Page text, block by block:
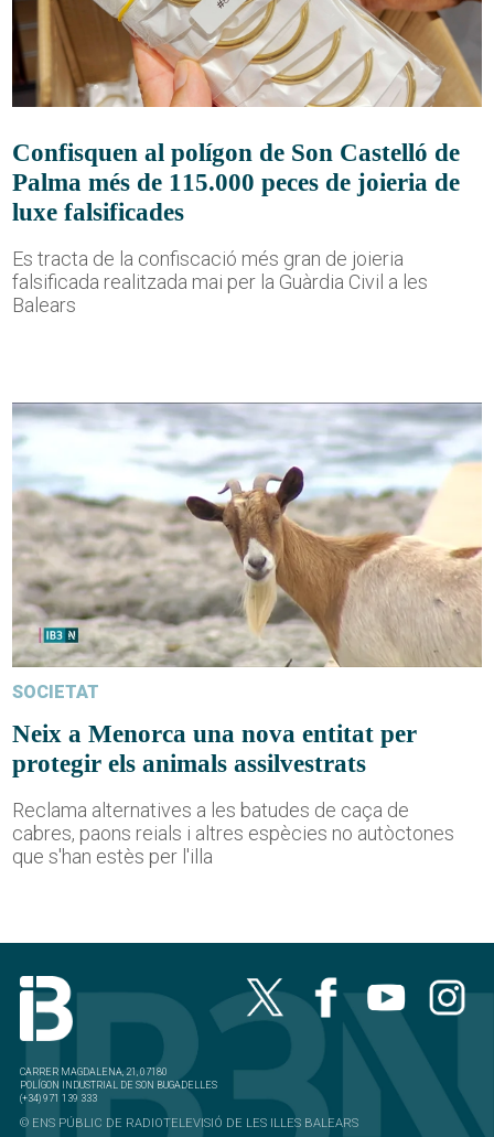
Confisquen al polígon de Son Castelló de
Palma més de 115.000 peces de joieria de
luxe falsificades
Es tracta de la confiscació més gran de joieria
falsificada realitzada mai per la Guàrdia Civil a les
Balears
SOCIETAT
Neix a Menorca una nova entitat per
protegir els animals assilvestrats
Reclama alternatives a les batudes de caça de
cabres, paons reials i altres espècies no autòctones
que s'han estès per l'illa
CARRER MAGDALENA, 21, 07180
POLÍGON INDUSTRIAL DE SON BUGADELLES
(+34) 971 139 333
© ENS PÚBLIC DE RADIOTELEVISIÓ DE LES ILLES BALEARS